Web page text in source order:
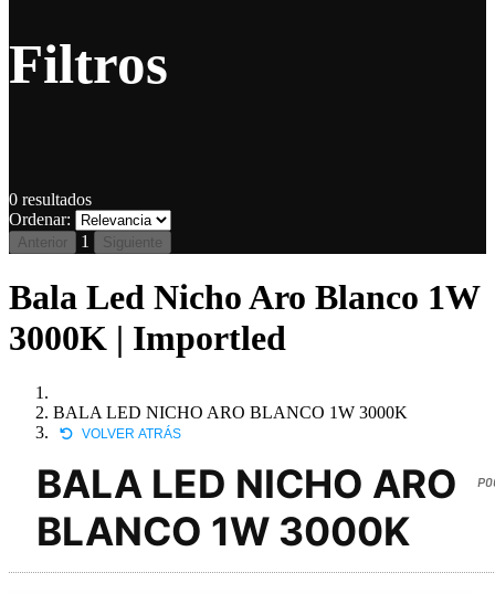
Filtros
0 resultados
Ordenar:
Anterior 1 Siguiente
Bala Led Nicho Aro Blanco 1W
3000K | Importled
BALA LED NICHO ARO BLANCO 1W 3000K
VOLVER ATRÁS
BALA LED NICHO ARO
BLANCO 1W 3000K